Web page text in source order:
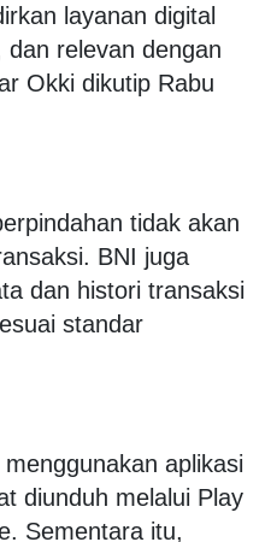
layanan digital
relevan dengan
Okki dikutip Rabu
tidak akan
BNI juga
dan histori transaksi
standar
aplikasi
diunduh melalui Play
Sementara itu,